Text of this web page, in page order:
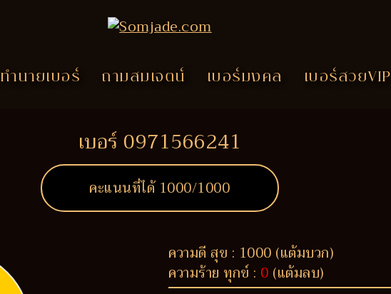
ทำนายเบอร์ ถามสมเจตน์ เบอร์มงคล เบอร์สวยVIP
เบอร์ 0971566241
คะแนนที่ได้ 1000/1000
ความดี สุข : 1000 (แต้มบวก)
ความร้าย ทุกข์ : 0 (แต้มลบ)